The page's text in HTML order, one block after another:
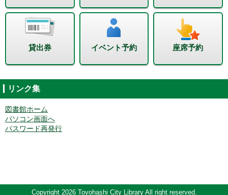
貸出券 イベント予約 座席予約
リンク集
図書館ホーム
パソコン画面へ
パスワード再発行
Copyright 2026 Toyohashi City Library All right reserved.